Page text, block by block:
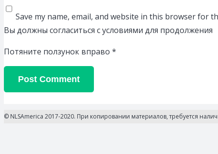
Save my name, email, and website in this browser for
Вы должны согласиться с условиями для продолжения
Потяните ползунок вправо *
Post Comment
© NLSAmerica 2017-2020. При копировании материалов, требуется